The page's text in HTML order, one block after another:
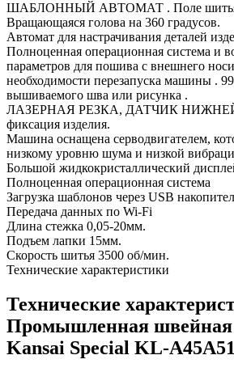
ШАБЛОННЫЙ АВТОМАТ . Поле
Вращающаяся голова на 360 градусов.
Автомат для настрачивания деталей
Полноценная операционная система и
параметров для пошива с внешнего
необходимости перезапуска машины .
вышиваемого шва или рисунка .
ЛАЗЕРНАЯ РЕЗКА, ДАТЧИК НИЖНЕЙ
фиксация изделия.
Машина оснащена серводвигателем,
низкому уровню шума и низкой
Большой жидкокристаллический
Полноценная операционная система
Загрузка шаблонов через USB
Передача данных по Wi-Fi
Длина стежка 0,05-20мм.
Подъем лапки 15мм.
Скорость шитья 3500 об/мин.
Технические характеристики
Технические
Промышленная
Kansai Special KL-A45A51